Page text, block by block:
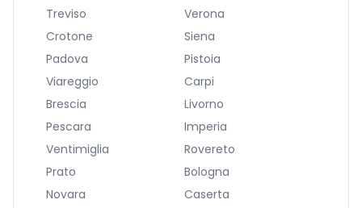
Treviso
Verona
Crotone
Siena
Padova
Pistoia
Viareggio
Carpi
Brescia
Livorno
Pescara
Imperia
Ventimiglia
Rovereto
Prato
Bologna
Novara
Caserta